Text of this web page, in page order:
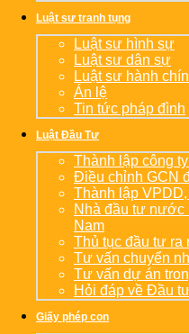
Luật sư tranh tụng
Luật sư hình sự
Luật sư dân sự
Luật sư hành
Án lệ
Tin tức pháp đình
Luật Đầu Tư
Thành lập công
Điều chỉnh GCN
Thành lập
Nhà đầu tư nước
Nam
Thủ tục đầu tư ra
Tư vấn chuyển
Tư vấn dự án
Hỏi đáp về Đầu
Giấy phép con